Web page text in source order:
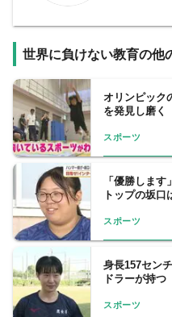
世界に負けない教育の他
オリンピック
を発見し磨く
スポーツ
「優勝しま
トップの坂
スポーツ
身長157セン
ドラーが持
スポーツ